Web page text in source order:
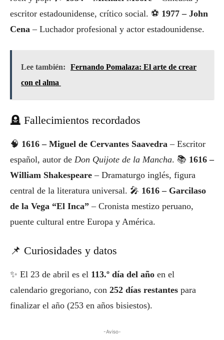
escritor estadounidense, crítico social. ⚽ 1977 – John
Cena – Luchador profesional y actor estadounidense.
Lee también:
Fernando Pomalaza: El arte de crear
con el alma
🪦 Fallecimientos recordados
🧠 1616 – Miguel de Cervantes Saavedra – Escritor
español, autor de Don Quijote de la Mancha. 📚 1616 –
William Shakespeare – Dramaturgo inglés, figura
central de la literatura universal. 🎤 1616 – Garcilaso
de la Vega “El Inca” – Cronista mestizo peruano,
puente cultural entre Europa y América.
📌 Curiosidades y datos
✨ El 23 de abril es el 113.º día del año en el
calendario gregoriano, con 252 días restantes para
finalizar el año (253 en años bisiestos).
-Aviso-